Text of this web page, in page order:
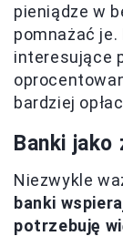
pieniądze w
pomnażać
interesujące
bardziej
Banki jako
Niezwykle
banki
potrzebuję